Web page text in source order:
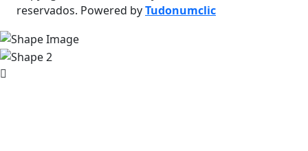
reservados. Powered byTudonumclic